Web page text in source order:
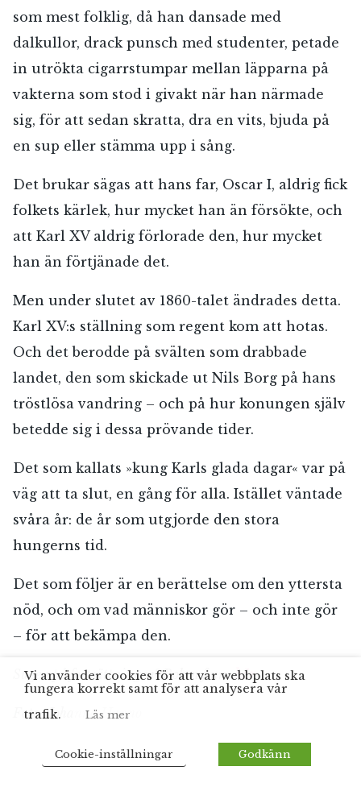
som mest folklig, då han dansade med
dalkullor, drack punsch med studenter, petade
in utrökta cigarrstumpar mellan läpparna på
vakterna som stod i givakt när han närmade
sig, för att sedan skratta, dra en vits, bjuda på
en sup eller stämma upp i sång.
Det brukar sägas att hans far, Oscar I, aldrig fick
folkets kärlek, hur mycket han än försökte, och
att Karl XV aldrig förlorade den, hur mycket
han än förtjänade det.
Men under slutet av 1860-talet ändrades detta.
Karl XV:s ställning som regent kom att hotas.
Och det berodde på svälten som drabbade
landet, den som skickade ut Nils Borg på hans
tröstlösa vandring – och på hur konungen själv
betedde sig i dessa prövande tider.
Det som kallats »kung Karls glada dagar« var på
väg att ta slut, en gång för alla. Istället väntade
svåra år: de år som utgjorde den stora
hungerns tid.
Det som följer är en berättelse om den yttersta
nöd, och om vad människor gör – och inte gör
– för att bekämpa den.
Sugen på fortsättningen? Boken finnshär.
Foto: Johanna Hanno
Vi använder cookies för att vår webbplats ska
fungera korrekt samt för att analysera vår
trafik.
Läs mer
Cookie-inställningar Godkänn